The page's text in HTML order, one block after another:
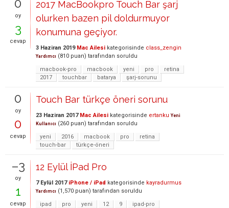
0
oy
3
cevap
2017 MacBookpro Touch Bar şarj
olurken bazen pil doldurmuyor
konumuna geçiyor.
3 Haziran 2019 Mac Ailesi kategorisinde class_zengin
Yardımcı (810 puan) tarafından soruldu
macbook-pro
macbook yeni pro
retina
2017
touchbar batarya şarj-sorunu
0
oy
0
cevap
Touch Bar türkçe öneri sorunu
23 Haziran 2017 Mac Ailesi kategorisinde ertanku Yeni
Kullanıcı (260 puan) tarafından soruldu
yeni
2016 macbook pro
retina
touch-bar
türkçe-öneri
–3
oy
1
cevap
12 Eylül İPad Pro
7 Eylül 2017 iPhone / iPad kategorisinde kayradurmus
Yardımcı (1,570 puan) tarafından soruldu
ipad
pro yeni 12 9 ipad-pro